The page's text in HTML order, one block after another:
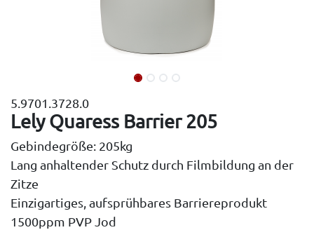
5.9701.3728.0
Lely Quaress Barrier 205
Gebindegröße: 205kg
Lang anhaltender Schutz durch Filmbildung an der
Zitze
Einzigartiges, aufsprühbares Barriereprodukt
1500ppm PVP Jod